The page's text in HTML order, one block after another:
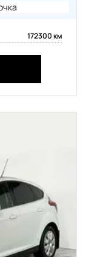
172300 км